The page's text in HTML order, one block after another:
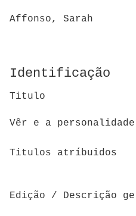
Affonso, Sarah
Identificação
Titulo
Vêr e a personalidade
Titulos atríbuidos
Edição / Descrição